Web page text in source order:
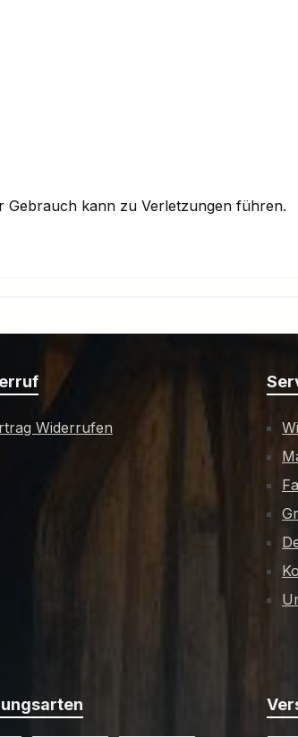
kann zu Verletzungen führen.
Widerrufen